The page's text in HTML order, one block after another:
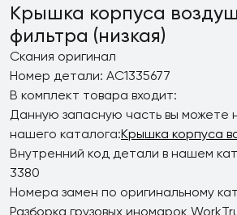
Крышка корпуса
фильтра (низкая)
Скания оригинал
Номер детали: AC1335677
В комплект товара входит:
Данную запасную часть вы можете
нашего каталога:Крышка корпуса
Внутренний код детали в нашем
3380
Номера замен по оригинальному
Разборка грузовых иномарок